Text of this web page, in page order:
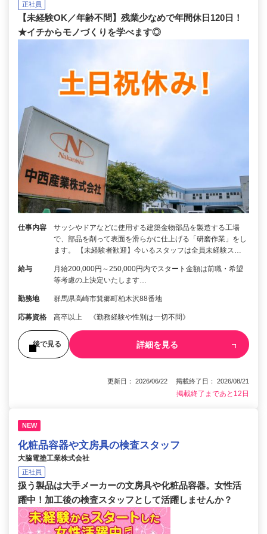
正社員
【未経験OK／年齢不問】残業少なめで年間休日120日！
★イチからモノづくりを学べます◎
仕事内容
サッシやドアなどに使用する建築金物部品を製造する工場
で、部品を削って表面を滑らかに仕上げる「研磨作業」をし
ます。 【未経験者歓迎】今いるスタッフは全員未経験ス…
給与
月給200,000円～250,000円内でスタート金額は前職・希望
等考慮の上決定いたします…
勤務地 群馬県高崎市箕郷町柏木沢88番地
応募資格 高卒以上 《勤務経験や性別は一切不問》
後で見る 詳細を見る
更新日： 2026/06/22 掲載終了日： 2026/08/21
掲載終了まであと12日
NEW
化粧品容器や文房具の検査スタッフ
大脇電塗工業株式会社
正社員
扱う製品は大手メーカーの文房具や化粧品容器。女性活
躍中！加工後の検査スタッフとして活躍しませんか？